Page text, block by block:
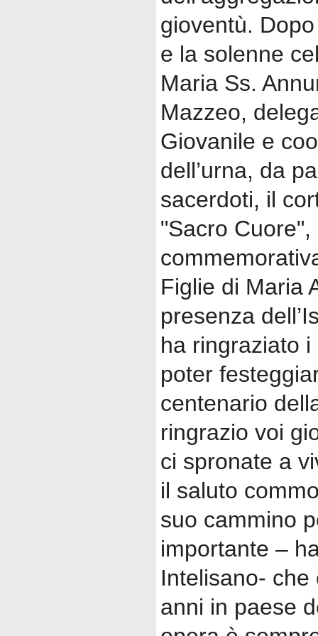
gioventù.
e la solenne
Maria Ss.
Mazzeo,
Giovanile e
dell’urna, da
sacerdoti, il
"Sacro
Figlie di Maria
presenza
ha ringraziato i
poter
centenario
ringrazio voi
ci spronate a
il saluto
suo cammino
importante –
Intelisano-
anni in paese